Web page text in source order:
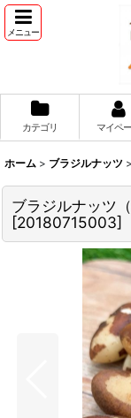
メニュー
カテゴリ マイペ
ホーム > ブラジルナッツ >
ブラジルナッツ
[20180715003]